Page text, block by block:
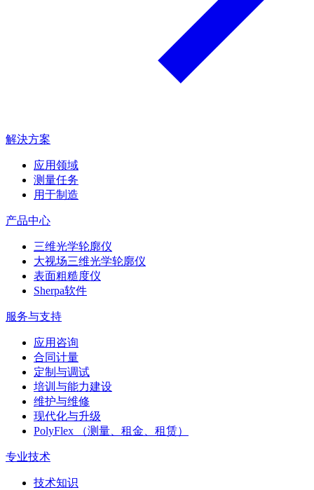
解決方案
应用领域
测量任务
用于制造
产品中心
三维光学轮廓仪
大视场三维光学轮廓仪
表面粗糙度仪
Sherpa软件
服务与支持
应用咨询
合同计量
定制与调试
培训与能力建设
维护与维修
现代化与升级
PolyFlex （测量、租金、租赁）
专业技术
技术知识